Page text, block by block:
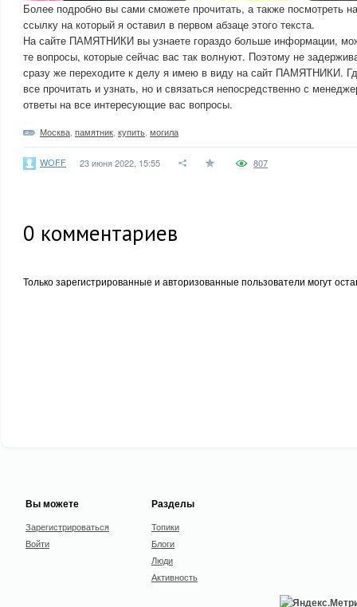
Более подробно вы сами сможете прочитать, а также
ссылку на который я оставил в первом абзаце этого текста.
На сайте ПАМЯТНИКИ вы узнаете гораздо больше информации,
те вопросы, которые сейчас вас так волнуют. Поэтому не
сразу же переходите к делу я имею в виду на сайт ПАМЯТНИКИ.
все прочитать и узнать, но и связаться непосредственно с
ответы на все интересующие вас вопросы.
Москва памятник купить могила
WOFF 23 июня 2022, 15:55 807
0 комментариев
Только зарегистрированные и авторизованные пользователи могут
Вы можете
Зарегистрироваться
Войти
Разделы
Топики
Блоги
Люди
Активность